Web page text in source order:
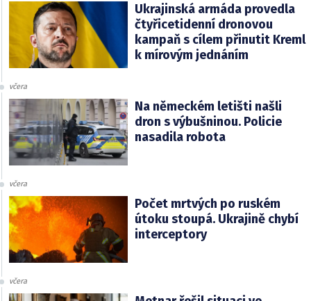
Ukrajinská armáda provedla
čtyřicetidenní dronovou
kampaň s cílem přinutit Kreml
k mírovým jednáním
včera
Na německém letišti našli
dron s výbušninou. Policie
nasadila robota
včera
Počet mrtvých po ruském
útoku stoupá. Ukrajině chybí
interceptory
včera